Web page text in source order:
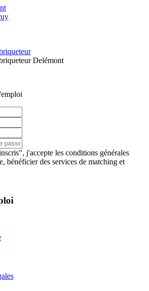
Delémont
j'accepte les conditions générales
bénéficier des services de matching et